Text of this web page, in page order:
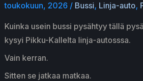
toukokuun, 2026 / Bussi, Linja-auto,
Kuinka usein bussi pysähtyy tällä
kysyi Pikku-Kallelta linja-autosssa.
Vain kerran.
Sitten se jatkaa matkaa.